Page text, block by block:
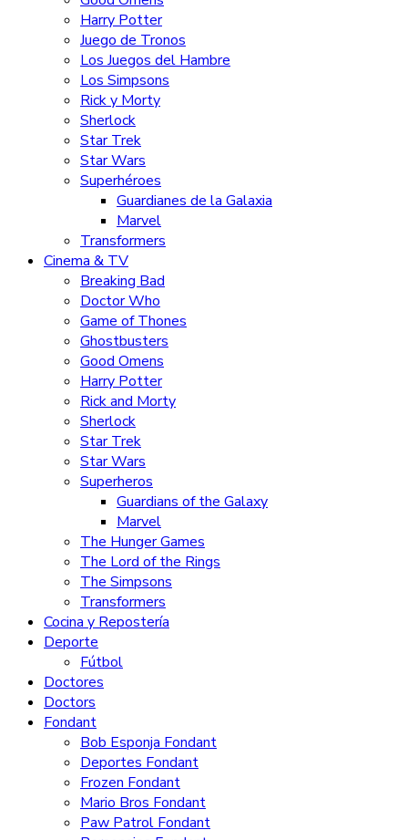
Harry Potter
Juego de Tronos
Los Juegos del Hambre
Los Simpsons
Rick y Morty
Sherlock
Star Trek
Star Wars
Superhéroes
Guardianes de la Galaxia
Marvel
Transformers
Cinema & TV
Breaking Bad
Doctor Who
Game of Thones
Ghostbusters
Good Omens
Harry Potter
Rick and Morty
Sherlock
Star Trek
Star Wars
Superheros
Guardians of the Galaxy
Marvel
The Hunger Games
The Lord of the Rings
The Simpsons
Transformers
Cocina y Repostería
Deporte
Fútbol
Doctores
Doctors
Fondant
Bob Esponja Fondant
Deportes Fondant
Frozen Fondant
Mario Bros Fondant
Paw Patrol Fondant